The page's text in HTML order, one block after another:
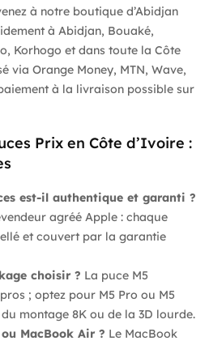
à notre boutique d’Abidjan
à Abidjan, Bouaké,
Korhogo et dans toute la Côte
via Orange Money, MTN, Wave,
à la livraison possible sur
Prix en Côte d’Ivoire :
est-il authentique et garanti ?
agréé Apple : chaque
et couvert par la garantie
choisir ? La puce M5
; optez pour M5 Pro ou M5
montage 8K ou de la 3D lourde.
MacBook Air ? Le MacBook